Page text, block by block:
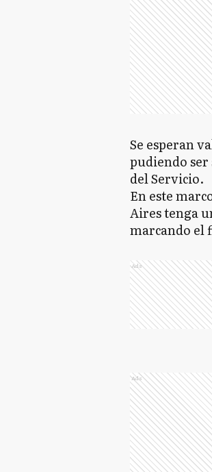
Se esperan
pudiendo ser
del Servicio.
En este
Aires tenga
marcando el
Ads
Ads